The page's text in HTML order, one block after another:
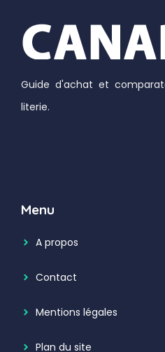
Guide d'achat et
literie.
Menu
A propos
Contact
Mentions légales
Plan du site